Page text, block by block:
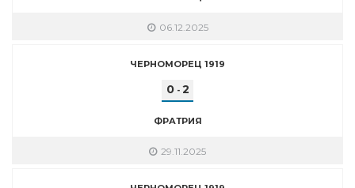
06.12.2025
ЧЕРНОМОРЕЦ 1919
0- 2
ФРАТРИЯ
29.11.2025